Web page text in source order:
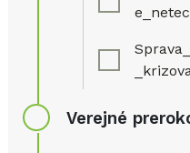
Verejné